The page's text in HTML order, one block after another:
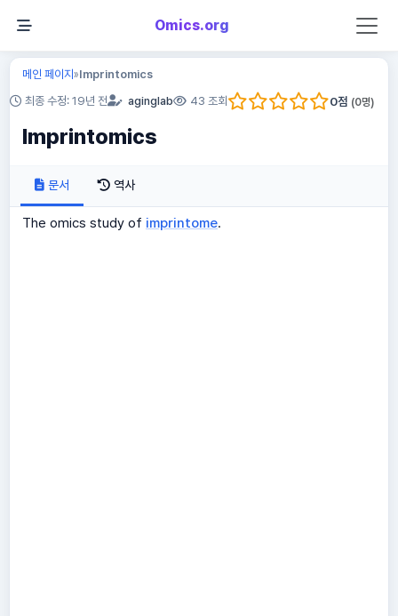
Omics.org
메인 페이지»Imprintomics
최종 수정: 19년 전 aginglab 43 조회 0점 (0명)
Imprintomics
문서 역사
The omics study of imprintome.